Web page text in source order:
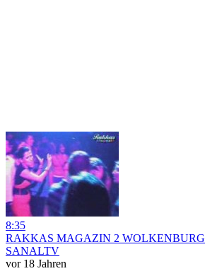
8:35
RAKKAS MAGAZIN 2 WOLKENBURG
SANALTV
vor 18 Jahren